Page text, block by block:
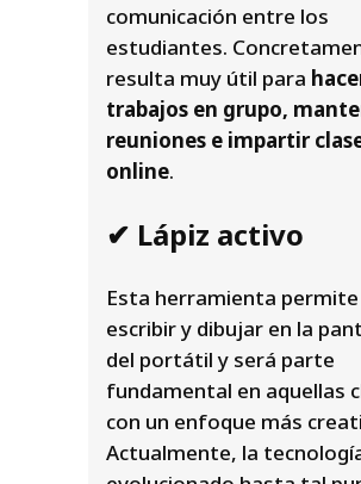
comunicación entre los
estudiantes.
resulta muy útil para
trabajos en grupo,
reuniones e impartir
online.
✔ Lápiz activo
Esta herramienta permite
escribir y dibujar en la
del portátil y será parte
fundamental en aquellas
con un enfoque más
Actualmente, la